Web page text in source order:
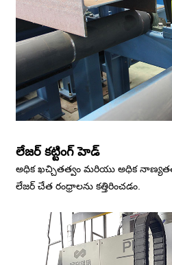
లేజర్ కట్టింగ్ హెడ్
అధిక ఖచ్చితత్వం మరియు అధిక
లేజర్ చేత రంధ్రాలను కత్తిరించడం.